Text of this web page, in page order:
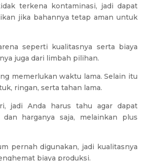
terkena kontaminasi, jadi dapat
jika bahannya tetap aman untuk
seperti kualitasnya serta biaya
juga dari limbah pilihan.
memerlukan waktu lama. Selain itu
ringan, serta tahan lama.
jadi Anda harus tahu agar dapat
harganya saja, melainkan plus
pernah digunakan, jadi kualitasnya
biaya produksi.